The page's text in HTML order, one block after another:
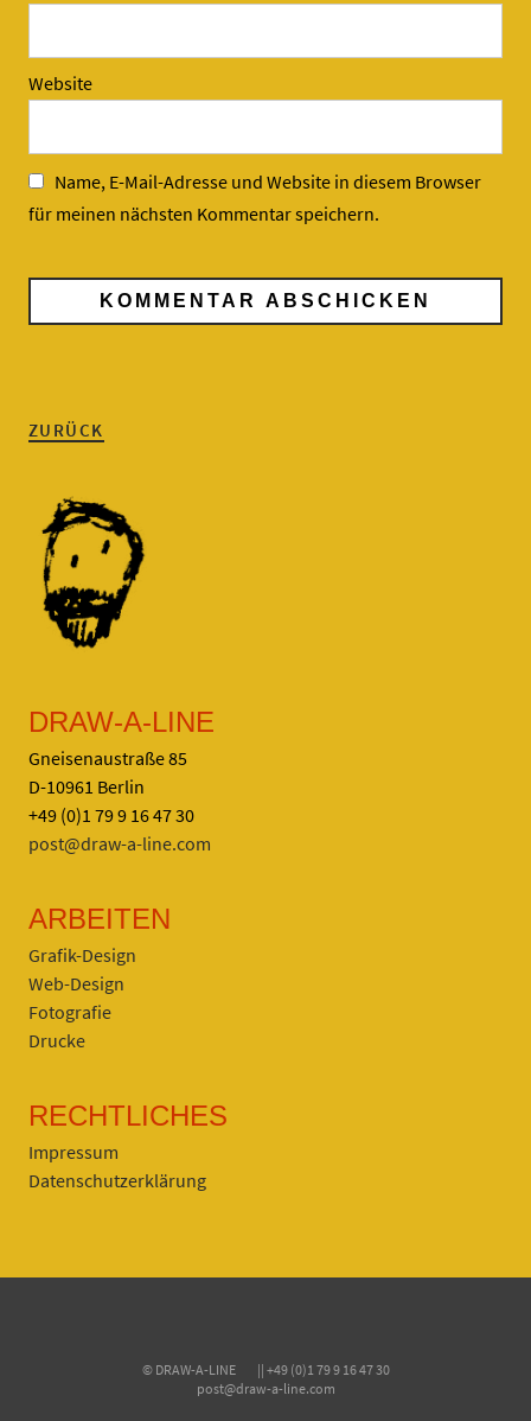
Website
Name, E-Mail-Adresse und Website in diesem Browser
für meinen nächsten Kommentar speichern.
ZURÜCK
DRAW-A-LINE
Gneisenaustraße 85
D-10961 Berlin
+49 (0)1 79 9 16 47 30
post@draw-a-line.com
ARBEITEN
Grafik-Design
Web-Design
Fotografie
Drucke
RECHTLICHES
Impressum
Datenschutzerklärung
© DRAW-A-LINE || +49 (0)1 79 9 16 47 30
post@draw-a-line.com